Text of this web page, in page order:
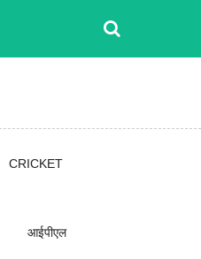
CRICKET
आईपीएल